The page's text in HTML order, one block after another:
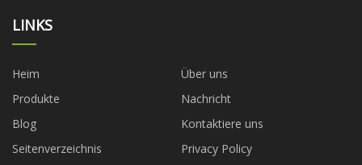
LINKS
Heim
Über uns
Produkte
Nachricht
Blog
Kontaktiere uns
Seitenverzeichnis
Privacy Policy